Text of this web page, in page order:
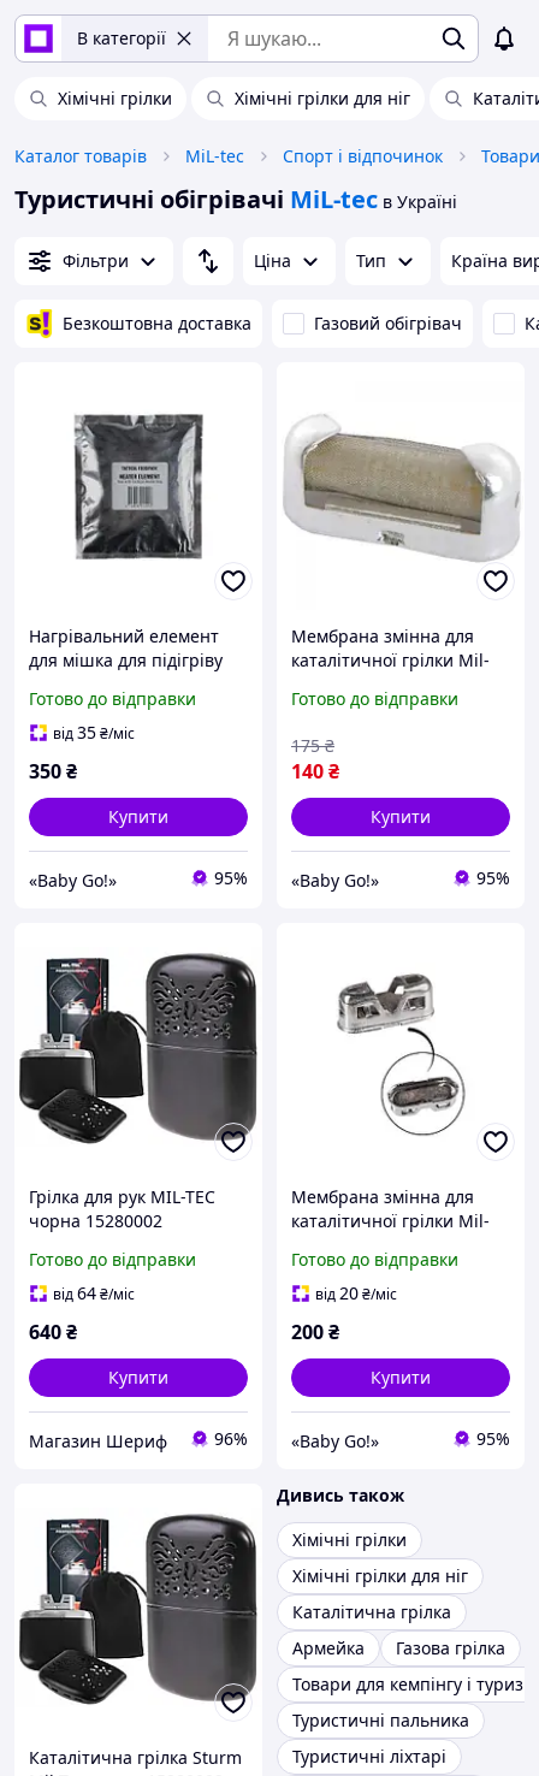
В категорії
Хімічні грілки Хімічні грілки для ніг
Каталог товарів MiL-tec Спорт і відпочинок
Туристичні обігрівачі MiL-tec в Україні
Фільтри Ціна Тип Країна
Безкоштовна доставка Газовий обігрівач
Нагрівальний елемент
для мішка для підігріву
хімічний нагрівач. Mil-tec
- 16551100
Готово до відправки
від35₴/міс
350₴
Купити
«Baby Go!» 95%
Мембрана змінна для
каталітичної грілки Mil-
Готово до відправки
140₴
175 ₴
Купити
«Baby Go!» 95%
Грілка для рук MIL-TEC
чорна 15280002
Готово до відправки
від64₴/міс
640₴
Купити
Магазин Шериф 96%
Мембрана змінна для
каталітичної грілки Mil-
Готово до відправки
від20₴/міс
200₴
Купити
«Baby Go!» 95%
Каталітична грілка Sturm
Дивись також
Хімічні грілки
Хімічні грілки для ніг
Каталітична грілка
Армейка
Газова грілка
Товари для кемпінгу і
Туристичні пальника
Туристичні ліхтарі